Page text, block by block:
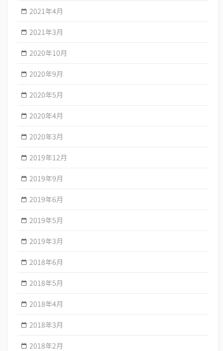
2021年4月
2021年3月
2020年10月
2020年9月
2020年5月
2020年4月
2020年3月
2019年12月
2019年9月
2019年6月
2019年5月
2019年3月
2018年6月
2018年5月
2018年4月
2018年3月
2018年2月